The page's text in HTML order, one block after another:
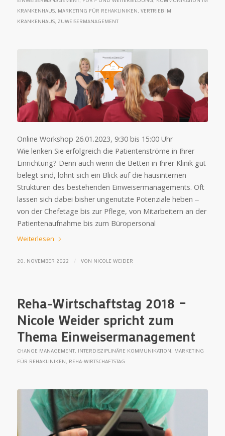
KRANKENHAUS, MARKETING FÜR REHAKLINIKEN, VERTRIEB IM
KRANKENHAUS, ZUWEISERMANAGEMENT
Online Workshop 26.01.2023, 9:30 bis 15:00 Uhr
Wie lenken Sie erfolgreich die Patientenströme in Ihrer
Einrichtung? Denn auch wenn die Betten in Ihrer Klinik gut
belegt sind, lohnt sich ein Blick auf die hausinternen
Strukturen des bestehenden Einweisermanagements. Oft
lassen sich dabei bisher ungenutzte Potenziale heben ‒
von der Chefetage bis zur Pflege, von Mitarbeitern an der
Patientenaufnahme bis zum Büropersonal
Weiterlesen
20. NOVEMBER 2022 / VON NICOLE WEIDER
Reha-Wirtschaftstag 2018 –
Nicole Weider spricht zum
Thema Einweisermanagement
CHANGE MANAGEMENT, INTERDISZIPLINÄRE KOMMUNIKATION, MARKETING
FÜR REHAKLINIKEN, REHA-WIRTSCHAFTSTAG